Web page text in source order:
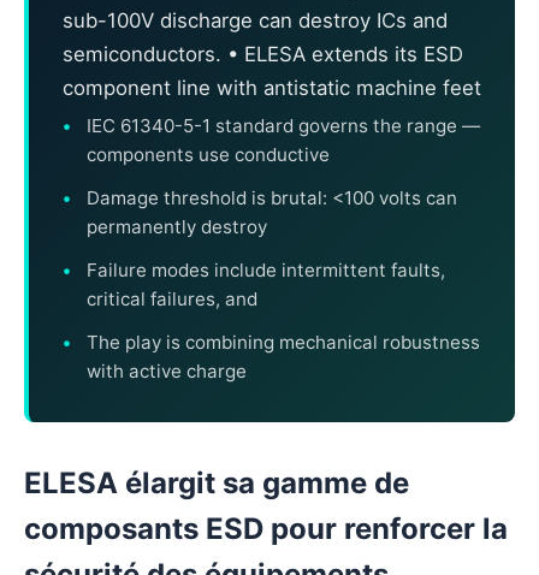
sub-100V discharge can destroy ICs and
semiconductors. • ELESA extends its ESD
component line with antistatic machine feet
IEC 61340-5-1 standard governs the range —
components use conductive
Damage threshold is brutal: <100 volts can
permanently destroy
Failure modes include intermittent faults,
critical failures, and
The play is combining mechanical robustness
with active charge
ELESA élargit sa gamme de
composants ESD pour renforcer la